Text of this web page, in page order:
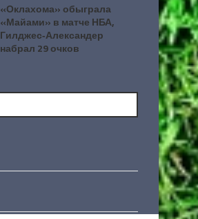
«Оклахома» обыграла
«Майами» в матче НБА,
Гилджес‑Александер
набрал 29 очков